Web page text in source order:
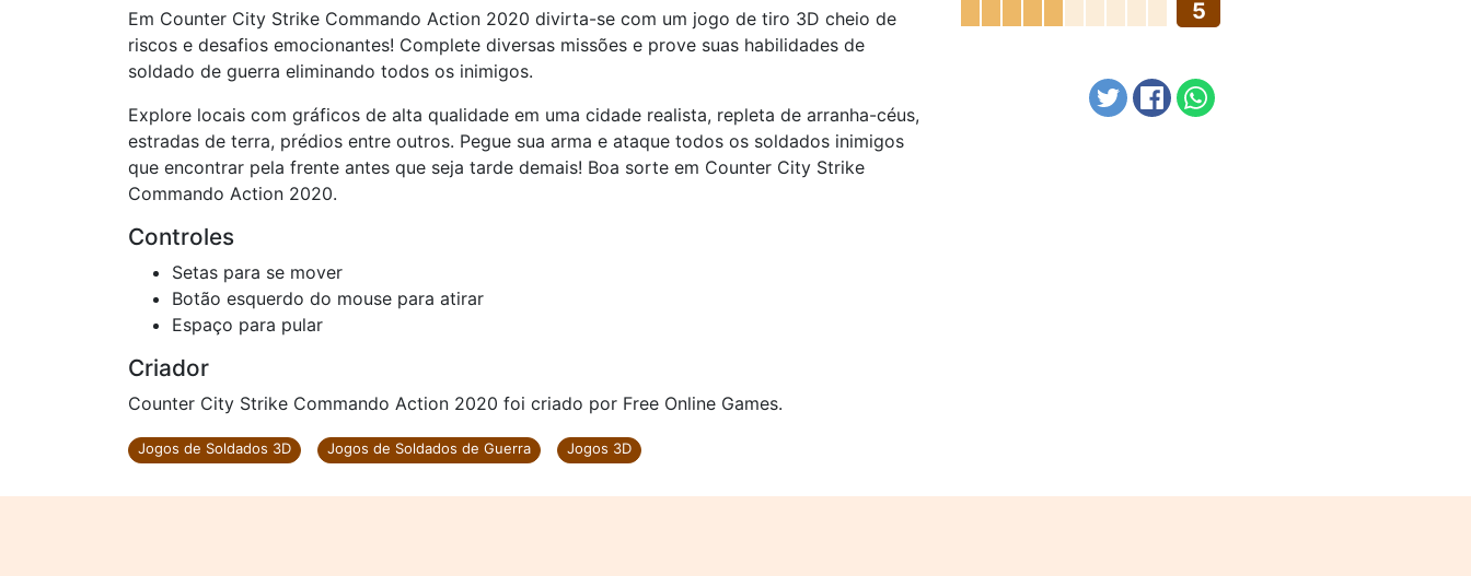
Em Counter City Strike Commando Action 2020 divirta-se com um jogo de tiro 3D cheio de
riscos e desafios emocionantes! Complete diversas missões e prove suas habilidades de
soldado de guerra eliminando todos os inimigos.
Explore locais com gráficos de alta qualidade em uma cidade realista, repleta de arranha-céus,
estradas de terra, prédios entre outros. Pegue sua arma e ataque todos os soldados inimigos
que encontrar pela frente antes que seja tarde demais! Boa sorte em Counter City Strike
Commando Action 2020.
Controles
Setas para se mover
Botão esquerdo do mouse para atirar
Espaço para pular
Criador
Counter City Strike Commando Action 2020 foi criado por Free Online Games.
Jogos de Soldados 3D Jogos de Soldados de Guerra Jogos 3D
5